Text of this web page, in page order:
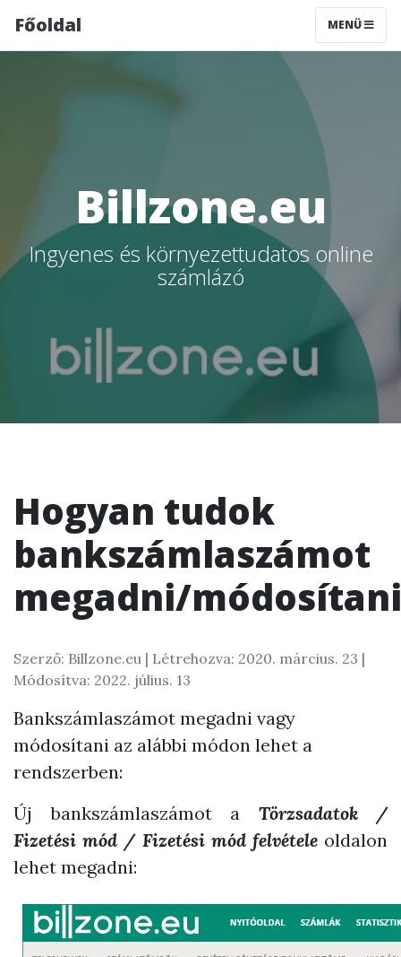
Főoldal MENÜ
Billzone.eu
Ingyenes és környezettudatos online
számlázó
Hogyan tudok
bankszámlaszámot
megadni/
Szerző: Billzone.eu | Létrehozva: 2020. március. 23 |
Módosítva: 2022. július. 13
Bankszámlaszámot megadni vagy
módosítani az alábbi módon lehet a
rendszerben:
Új bankszámlaszámot a Törzsadatok /
Fizetési mód / Fizetési mód felvételeoldalon
lehet megadni: